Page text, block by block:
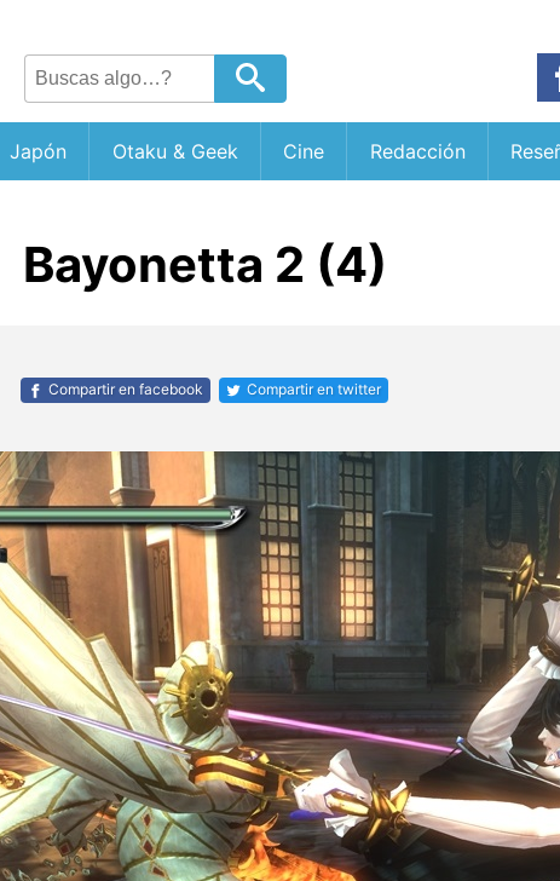
Japón Otaku & Geek Cine Redacción
Bayonetta 2 (4)
Compartir en facebook Compartir en twitter